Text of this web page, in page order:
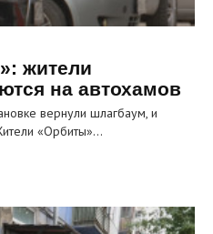
жители
на автохамов
вернули шлагбаум, и
«Орбиты»…